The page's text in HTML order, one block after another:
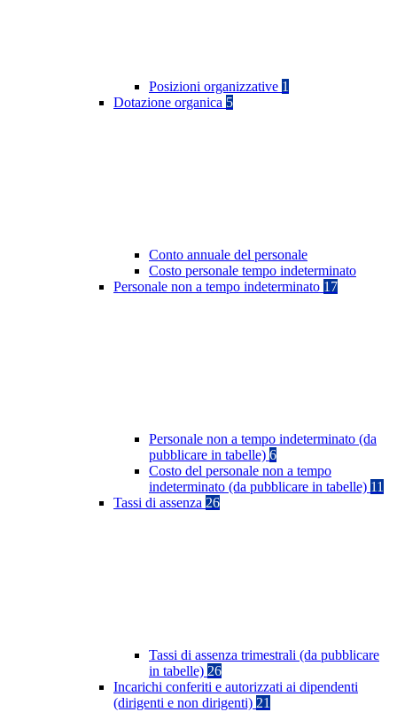
Posizioni organizzative 1
Dotazione organica 5
Conto annuale del personale
Costo personale tempo indeterminato
Personale non a tempo indeterminato 17
Personale non a tempo indeterminato (da
pubblicare in tabelle) 6
Costo del personale non a tempo
indeterminato (da pubblicare in tabelle) 11
Tassi di assenza 26
Tassi di assenza trimestrali (da pubblicare
in tabelle) 26
Incarichi conferiti e autorizzati ai dipendenti
(dirigenti e non dirigenti) 21